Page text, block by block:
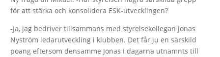
för att stärka och konsolidera ESK-utvecklingen?
-Ja, jag bedriver tillsammans med styrelsekollegan Jonas
Nyström ledarutveckling i klubben. Det får ju en särskild
poäng eftersom densamme Jonas i dagarna utnämnts till